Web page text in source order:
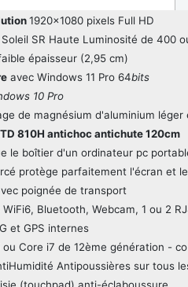
1920x1080 pixels Full HD
SR Haute Luminosité de 400
épaisseur (2,95 cm)
avec Windows 11 Pro 64bits
10 Pro
de magnésium d'aluminium
810H antichoc antichute 120cm
le boîtier d'un ordinateur pc
protège parfaitement l'écran et
poignée de transport
Bluetooth, Webcam, 1 ou 2
et GPS internes
ou Core i7 de 12ème génération -
Antipoussières sur tous